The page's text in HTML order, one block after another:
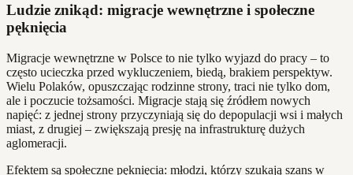
Ludzie znikąd: migracje wewnętrzne i społeczne
pęknięcia
Migracje wewnętrzne w Polsce to nie tylko wyjazd do pracy – to
często ucieczka przed wykluczeniem, biedą, brakiem perspektyw.
Wielu Polaków, opuszczając rodzinne strony, traci nie tylko dom,
ale i poczucie tożsamości. Migracje stają się źródłem nowych
napięć: z jednej strony przyczyniają się do depopulacji wsi i małych
miast, z drugiej – zwiększają presję na infrastrukturę dużych
aglomeracji.
Efektem są społeczne pęknięcia: młodzi, którzy szukają szans w